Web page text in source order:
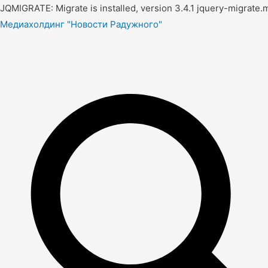
JQMIGRATE: Migrate is installed, version 3.4.1 jquery-
Медиахолдинг "Новости Радужного"